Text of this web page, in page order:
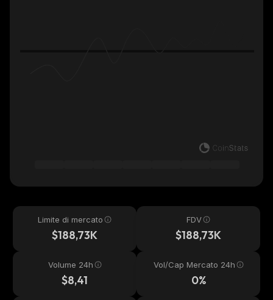
Limite di mercato
$188,73K
FDV
$188,73K
Volume 24h
$8,41
Vol/Cap Mercato 24h
0%